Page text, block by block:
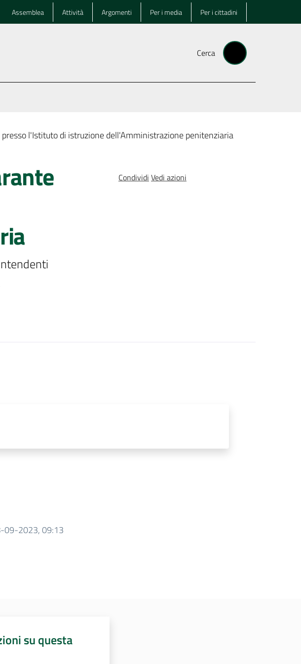
Assemblea Attività Argomenti Per i media Per i cittadini
Cerca
presso l'Istituto di istruzione dell'Amministrazione penitenziaria
Condividi Vedi azioni
09-2023, 09:13
su questa